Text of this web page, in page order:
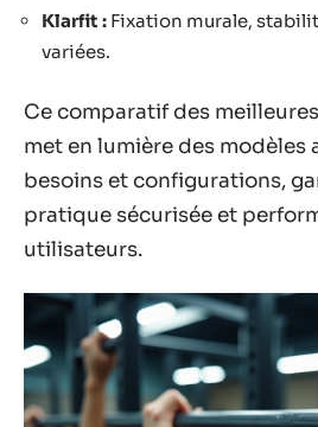
Klarfit : Fixation murale,
variées.
Ce comparatif des
met en lumière des modèles
besoins et configurations,
pratique sécurisée et
utilisateurs.